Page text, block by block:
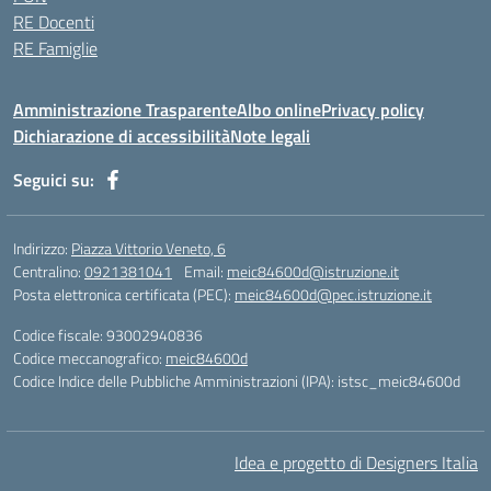
RE Docenti
RE Famiglie
Amministrazione TrasparenteAlbo onlinePrivacy policy
Dichiarazione di accessibilitàNote legali
Seguici su:
Indirizzo: Piazza Vittorio Veneto, 6
Centralino:0921381041 Email: meic84600d@istruzione.it
Posta elettronica certificata (PEC): meic84600d@pec.istruzione.it
Codice fiscale: 93002940836
Codice meccanografico: meic84600d
Codice Indice delle Pubbliche Amministrazioni (IPA): istsc_meic84600d
Idea e progetto di Designers Italia